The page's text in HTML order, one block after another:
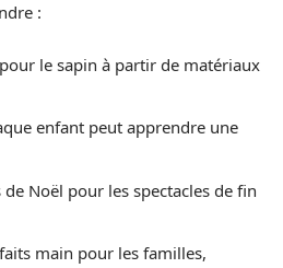
:
le sapin à partir de matériaux
enfant peut apprendre une
Noël pour les spectacles de fin
main pour les familles,